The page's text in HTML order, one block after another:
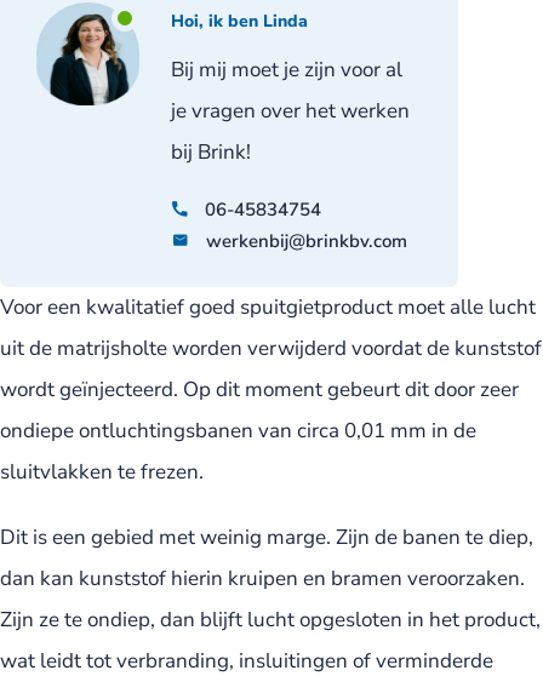
Hoi, ik ben Linda
Bij mij moet je zijn voor al
je vragen over het werken
bij Brink!
06-45834754
werkenbij@brinkbv.com
Voor een kwalitatief goed spuitgietproduct moet alle lucht
uit de matrijsholte worden verwijderd voordat de kunststof
wordt geïnjecteerd. Op dit moment gebeurt dit door zeer
ondiepe ontluchtingsbanen van circa 0,01 mm in de
sluitvlakken te frezen.
Dit is een gebied met weinig marge. Zijn de banen te diep,
dan kan kunststof hierin kruipen en bramen veroorzaken.
Zijn ze te ondiep, dan blijft lucht opgesloten in het product,
wat leidt tot verbranding, insluitingen of verminderde